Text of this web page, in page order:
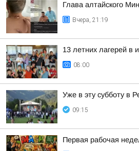
Глава алтайского
Вчера, 21:19
13 летних лагерей
08:00
Уже в эту субботу в
09:15
Первая рабочая